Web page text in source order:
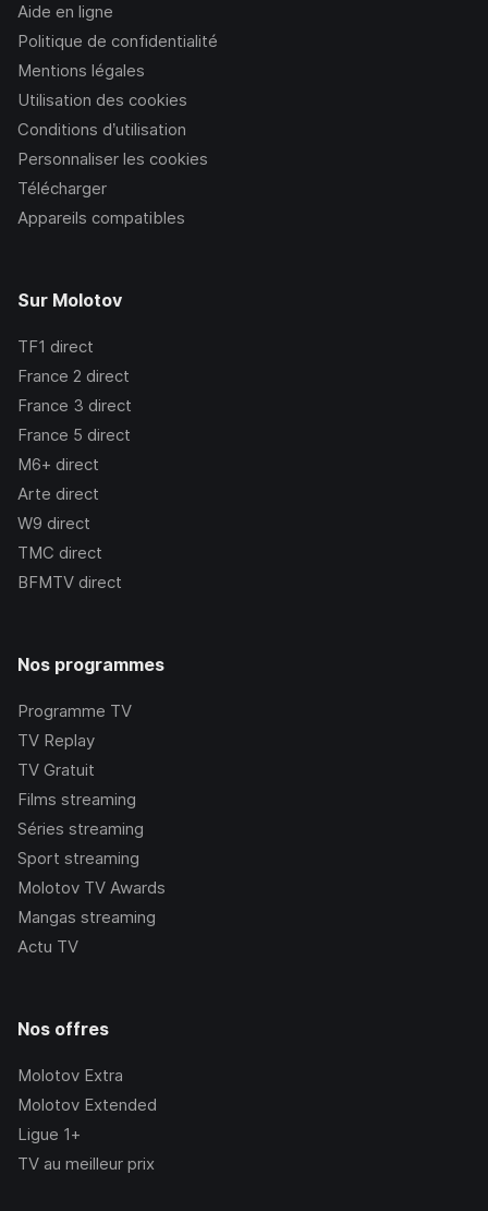
Aide en ligne
Politique de confidentialité
Mentions légales
Utilisation des cookies
Conditions d’utilisation
Personnaliser les cookies
Télécharger
Appareils compatibles
Sur Molotov
TF1 direct
France 2 direct
France 3 direct
France 5 direct
M6+ direct
Arte direct
W9 direct
TMC direct
BFMTV direct
Nos programmes
Programme TV
TV Replay
TV Gratuit
Films streaming
Séries streaming
Sport streaming
Molotov TV Awards
Mangas streaming
Actu TV
Nos offres
Molotov Extra
Molotov Extended
Ligue 1+
TV au meilleur prix